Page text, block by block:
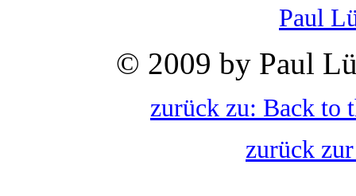
Paul
© 2009 by Paul
zurück zu: Back to
zurück